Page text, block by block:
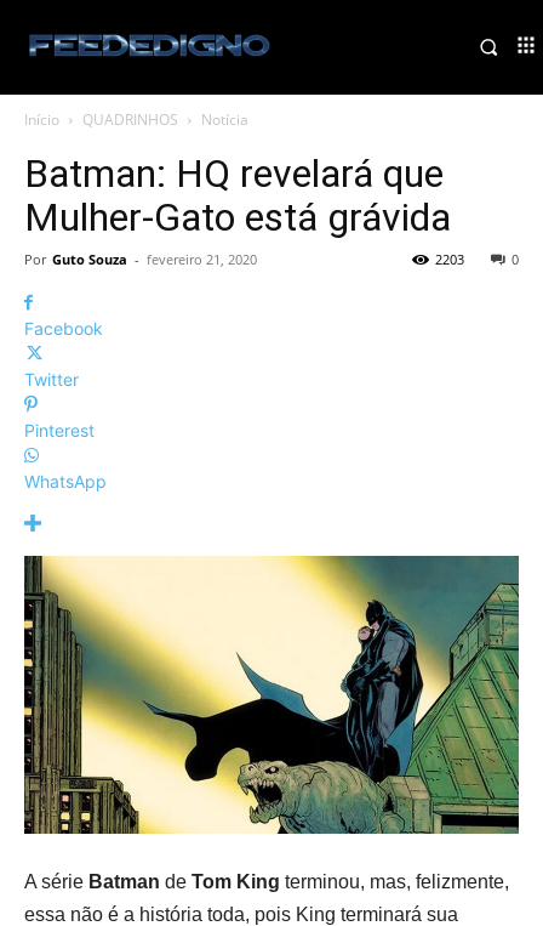
Início QUADRINHOS Notícia
Batman: HQ revelará que
Mulher-Gato está grávida
Por Guto Souza - fevereiro 21, 2020 0
2203
Facebook
Twitter
Pinterest
WhatsApp
A série Batman de Tom King terminou, mas, felizmente,
essa não é a história toda, pois King terminará sua